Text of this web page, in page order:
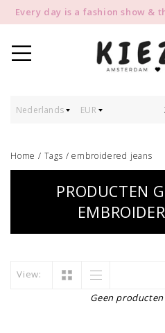
Every day is a fashion show &
Nederlands EUR
Home / Tags /embroidered jeans
PRODUCTEN
View:
Geen